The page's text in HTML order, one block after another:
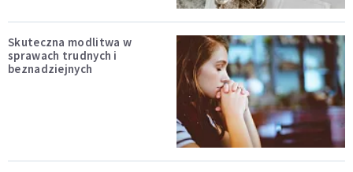
Skuteczna modlitwa w
sprawach trudnych i
beznadziejnych